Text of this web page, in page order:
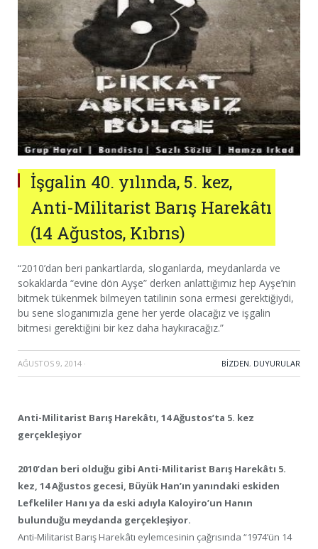
İşgalin 40. yılında, 5. kez,
Anti-Militarist Barış Harekâtı
(14 Ağustos, Kıbrıs)
“2010’dan beri pankartlarda, sloganlarda, meydanlarda ve
sokaklarda “evine dön Ayşe” derken anlattığımız hep Ayşe’nin
bitmek tükenmek bilmeyen tatilinin sona ermesi gerektiğiydi,
bu sene sloganımızla gene her yerde olacağız ve işgalin
bitmesi gerektiğini bir kez daha haykıracağız.”
AĞUSTOS 9, 2014 · BIZDEN, DUYURULAR
Anti-Militarist Barış Harekâtı, 14 Ağustos’ta 5. kez
gerçekleşiyor
2010’dan beri olduğu gibi Anti-Militarist Barış Harekâtı 5.
kez, 14 Ağustos gecesi, Büyük Han’ın yanındaki eskiden
Lefkeliler Hanı ya da eski adıyla Kaloyiro’un Hanın
bulunduğu meydanda gerçekleşiyor.
Anti-Militarist Barış Harekâtı eylemcesinin çağrısında “1974’ün 14